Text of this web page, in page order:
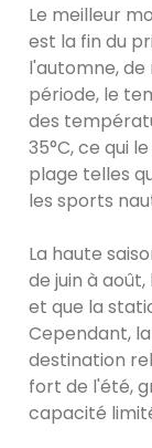
Le meilleur
est la fin du
l'automne,
période, le
des
35°C, ce qui
plage telles
les sports
La haute
de juin à
et que la
Cependant,
destination
fort de l'été,
capacité